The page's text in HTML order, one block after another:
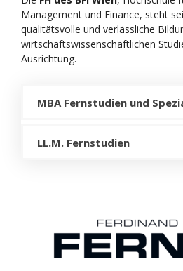
Management und Finance, steht
qualitätsvolle und verlässliche
wirtschaftswissenschaftlichen
Ausrichtung.
MBA Fernstudien und
LL.M. Fernstudien